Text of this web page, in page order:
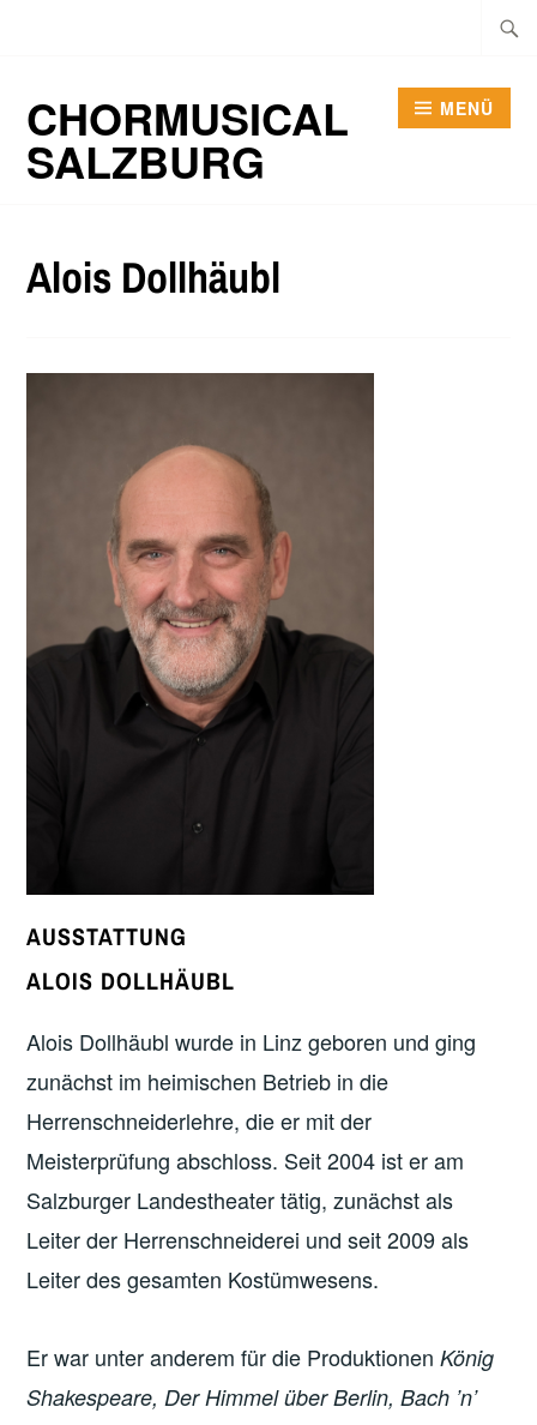
Suche
CHORMUSICAL
SALZBURG
MENÜ
Alois Dollhäubl
AUSSTATTUNG
ALOIS DOLLHÄUBL
Alois Dollhäubl wurde in Linz geboren und ging
zunächst im heimischen Betrieb in die
Herrenschneiderlehre, die er mit der
Meisterprüfung abschloss. Seit 2004 ist er am
Salzburger Landestheater tätig, zunächst als
Leiter der Herrenschneiderei und seit 2009 als
Leiter des gesamten Kostümwesens.
Er war unter anderem für die ProduktionenKönig
Shakespeare, Der Himmel über Berlin, Bach ’n’